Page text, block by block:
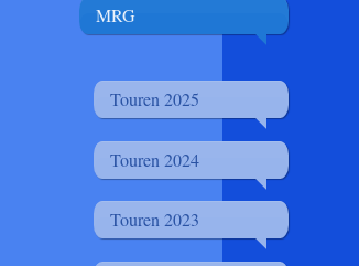
MRG
Touren 2025
Touren 2024
Touren 2023